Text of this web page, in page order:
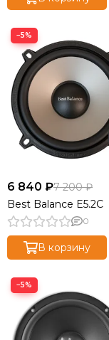
−5%
6 840 ₽7 200 ₽
Best Balance E5.2C
0
В корзину
−5%